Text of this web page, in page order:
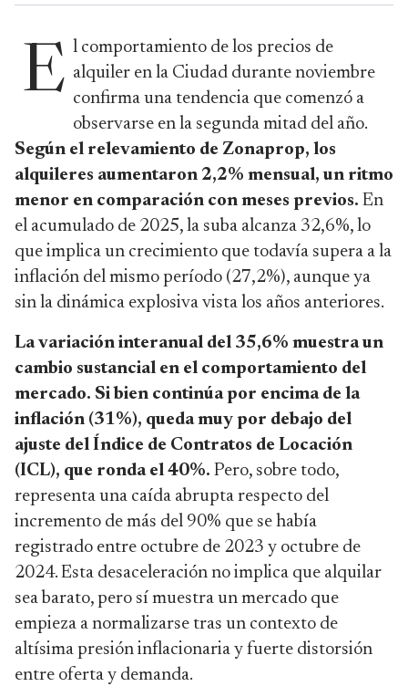
E l comportamiento de los precios de
alquiler en la Ciudad durante noviembre
confirma una tendencia que comenzó a
observarse en la segunda mitad del año.
Según el relevamiento de Zonaprop, los
alquileres aumentaron 2,2% mensual, un ritmo
menor en comparación con meses previos. En
el acumulado de 2025, la suba alcanza 32,6%, lo
que implica un crecimiento que todavía supera a la
inflación del mismo período (27,2%), aunque ya
sin la dinámica explosiva vista los años anteriores.
La variación interanual del 35,6% muestra un
cambio sustancial en el comportamiento del
mercado. Si bien continúa por encima de la
inflación (31%), queda muy por debajo del
ajuste del Índice de Contratos de Locación
(ICL), que ronda el 40%. Pero, sobre todo,
representa una caída abrupta respecto del
incremento de más del 90% que se había
registrado entre octubre de 2023 y octubre de
2024. Esta desaceleración no implica que alquilar
sea barato, pero sí muestra un mercado que
empieza a normalizarse tras un contexto de
altísima presión inflacionaria y fuerte distorsión
entre oferta y demanda.